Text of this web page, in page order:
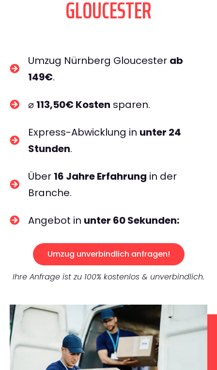
GLOUCESTER
Umzug Nürnberg Gloucester ab
149€.
⌀ 113,50€ Kosten sparen.
Express-Abwicklung in unter 24
Stunden.
Über 16 Jahre Erfahrung in der
Branche.
Angebot in unter 60 Sekunden:
Umzug unverbindlich anfragen!
Ihre Anfrage ist zu 100% kostenlos & unverbindlich.